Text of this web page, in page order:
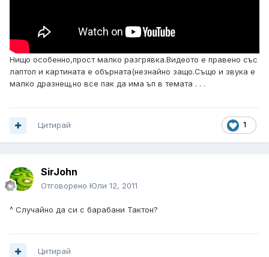
Нищо особенно,прост малко разгрявка.Видеото е правено със
лаптоп и картината е обърната(незнайно защо.Също и звука е
малко дразнещ,но все пак да има ъп в темата . . .
1
Цитирай
SirJohn
Отговорено Юли 12, 2011
^ Случайно да си с барабани Тактон?
Цитирай